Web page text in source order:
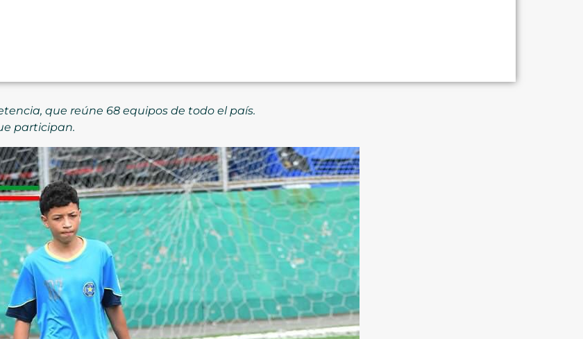
que reúne 68 equipos de todo el país.
participan.